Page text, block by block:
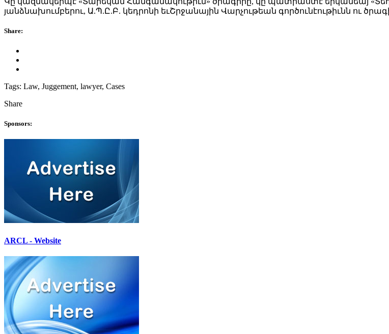
յանձնախումբերու, Ա.Պ.Ը.Բ. կեդրոնի եւՇրջանային Վարչութեան գործունէութիւնն ու
Share:
Tags: Law, Juggement, lawyer, Cases
Share
Sponsors:
ARCL - Website